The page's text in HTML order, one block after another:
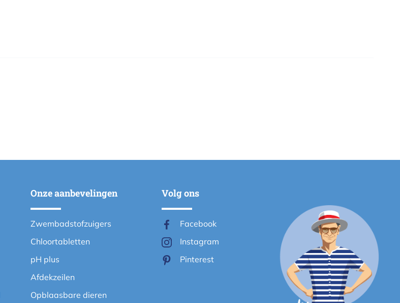
Onze aanbevelingen
Zwembadstofzuigers
Chloortabletten
pH plus
Afdekzeilen
Opblaasbare dieren
Volg ons
Facebook
Instagram
Pinterest